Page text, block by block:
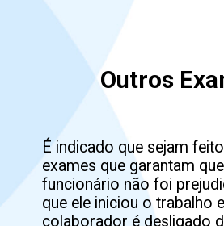
Outros
É indicado que sejam
exames que garantam
funcionário não foi
que ele iniciou o trabalho
colaborador é desligado